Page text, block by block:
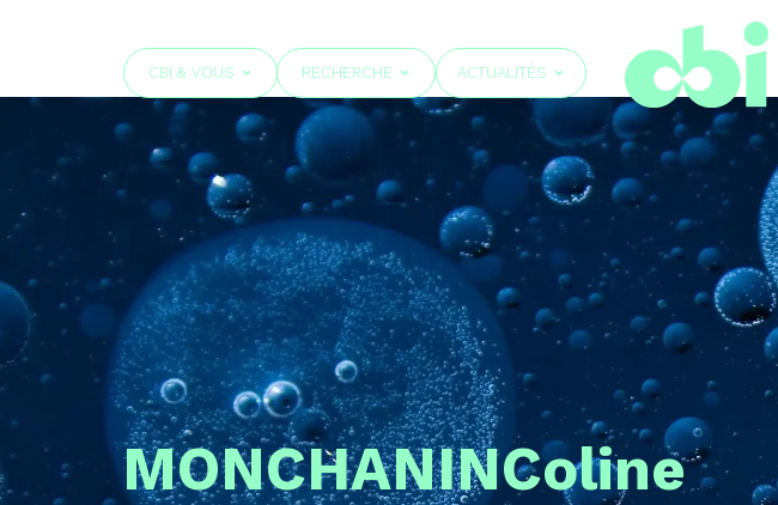
CBI & VOUS RECHERCHE ACTUALITÉS
MONCHANINColine